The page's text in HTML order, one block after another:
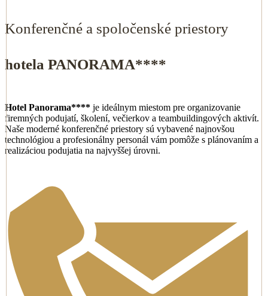
Konferenčné a spoločenské priestory
hotela PANORAMA****
Hotel Panorama**** je ideálnym miestom pre organizovanie
firemných podujatí, školení, večierkov a teambuildingových aktivít.
Naše moderné konferenčné priestory sú vybavené najnovšou
technológiou a profesionálny personál vám pomôže s plánovaním a
realizáciou podujatia na najvyššej úrovni.